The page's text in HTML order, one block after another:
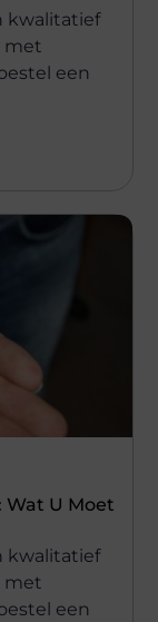
kwalitatief
met
een
Wat U Moet
kwalitatief
met
een